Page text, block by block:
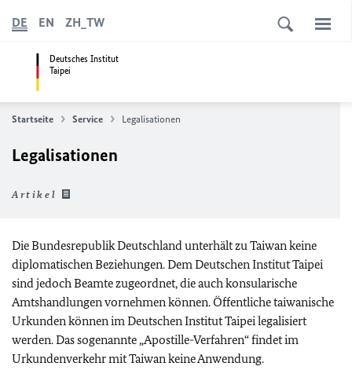
Deutsches Institut
Taipei
DE EN ZH_TW
Startseite Service Legalisationen
Legalisationen
Artikel
Die Bundesrepublik Deutschland unterhält zu Taiwan keine
diplomatischen Beziehungen. Dem Deutschen Institut Taipei
sind jedoch Beamte zugeordnet, die auch konsularische
Amtshandlungen vornehmen können. Öffentliche taiwanische
Urkunden können im Deutschen Institut Taipei legalisiert
werden. Das sogenannte „Apostille-Verfahren“ findet im
Urkundenverkehr mit Taiwan keine Anwendung.